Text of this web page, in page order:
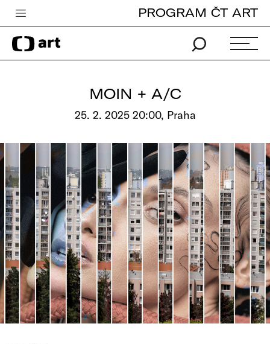
Česká televize
Zpravodajství
Pro děti
edu
Vše o ČT
PROGRAM ČT ART
MOIN + A/C
25. 2. 2025 20:00, Praha